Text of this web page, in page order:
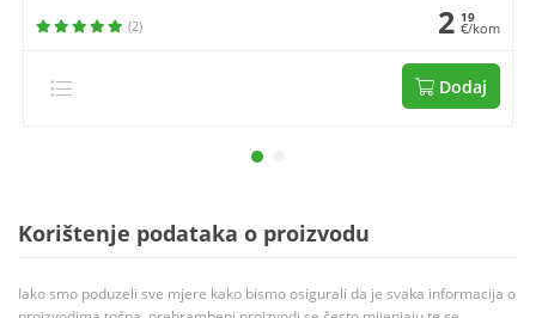
(2) 2 19
€/kom
Dodaj
Korištenje podataka o proizvodu
Iako smo poduzeli sve mjere kako bismo osigurali da je svaka informacija o